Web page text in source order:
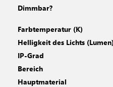
Dimmbar?
Farbtemperatur (K)
Helligkeit des Lichts (Lumen)
IP-Grad
Bereich
Hauptmaterial